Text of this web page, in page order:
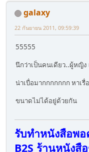
galaxy
22 กันยายน 2011, 09:59:39
55555
นึกว่าเป็นคนเดียว..ผู้หญิ
น่าเบื่อมากกกกกกก หาเ
ขนาดไม่ได้อยู่ด้วยกัน
รับทำหนังสือพ
B2S ร้านหนังสื